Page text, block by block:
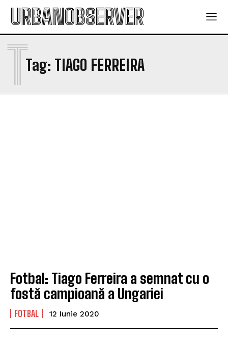
URBANOBSERVER
Tag: TIAGO FERREIRA
T
Fotbal: Tiago Ferreira a semnat cu o
fostă campioană a Ungariei
FOTBAL 12 Iunie 2020